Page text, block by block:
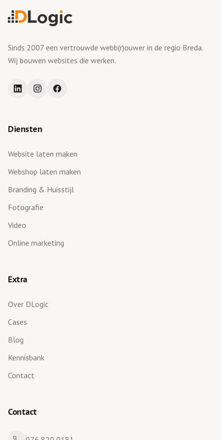
Sinds 2007 een vertrouwde webb(r)ouwer in de regio Breda.
Wij bouwen websites die werken.
Diensten
Website laten maken
Webshop laten maken
Branding & Huisstijl
Fotografie
Video
Online marketing
Extra
Over DLogic
Cases
Blog
Kennisbank
Contact
Contact